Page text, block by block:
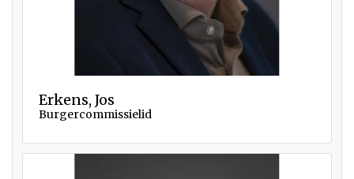
Erkens, Jos
Burgercommissielid